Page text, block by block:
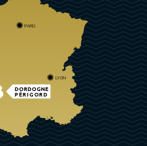
DORDOGNE
PÉRIGORD
PARIS
LYON